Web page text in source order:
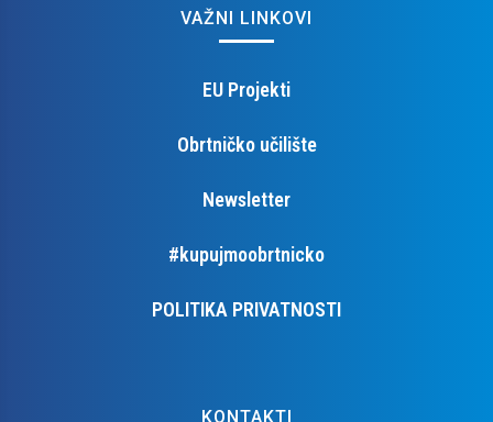
VAŽNI LINKOVI
EU Projekti
Obrtničko učilište
Newsletter
#kupujmoobrtnicko
POLITIKA PRIVATNOSTI
KONTAKTI